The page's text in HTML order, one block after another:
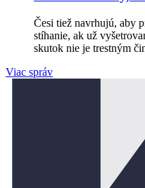
Česi tiež navrhujú, aby
stíhanie, ak už
skutok nie je trestným
Viac správ